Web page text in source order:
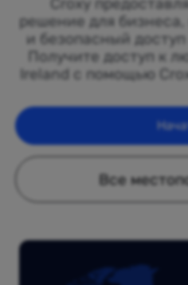
Croxy
решение для
и безопасный
Получите доступ к
Ireland с помощью
Все